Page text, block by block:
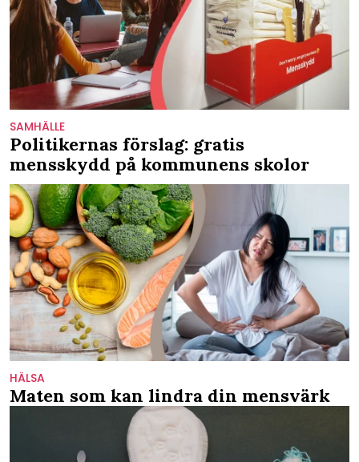
SAMHÄLLE
Politikernas förslag: gratis
mensskydd på kommunens skolor
HÄLSA
Maten som kan lindra din mensvärk